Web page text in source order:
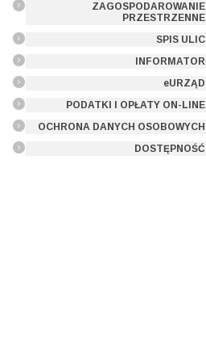
ZAGOSPODAROWANIE
PRZESTRZENNE
SPIS ULIC
INFORMATOR
eURZĄD
PODATKI I OPŁATY ON-LINE
OCHRONA DANYCH OSOBOWYCH
DOSTĘPNOŚĆ